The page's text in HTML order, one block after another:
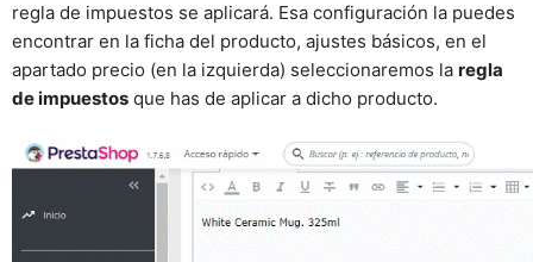
regla de impuestos se aplicará. Esa configuración la puedes
encontrar en la ficha del producto, ajustes básicos, en el
apartado precio (en la izquierda) seleccionaremos la regla
de impuestos que has de aplicar a dicho producto.